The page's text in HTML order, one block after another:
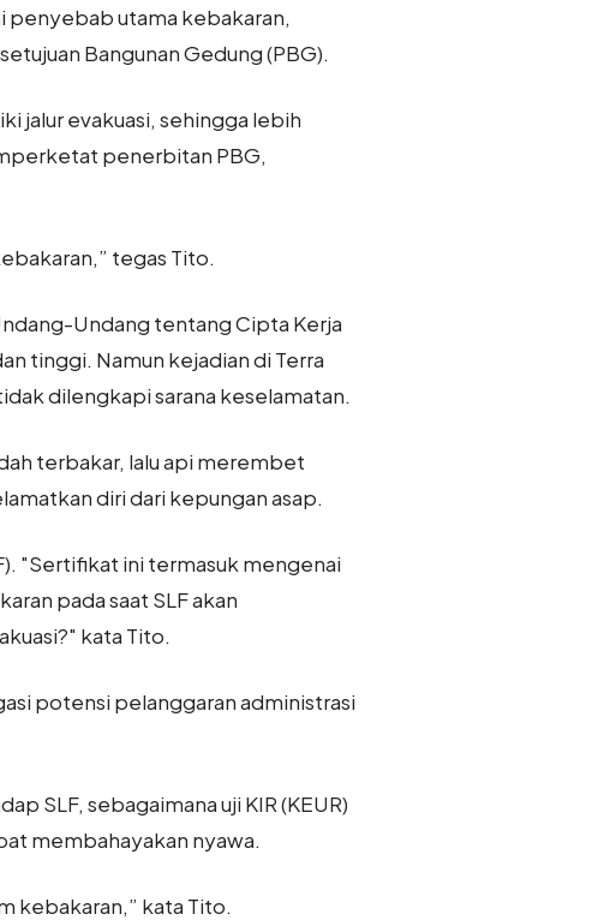
penyebab utama kebakaran,
Bangunan Gedung (PBG).
jalur evakuasi, sehingga lebih
penerbitan PBG,
tegas Tito.
Undang tentang Cipta Kerja
tinggi. Namun kejadian di Terra
dilengkapi sarana keselamatan.
terbakar, lalu api merembet
diri dari kepungan asap.
"Sertifikat ini termasuk mengenai
pada saat SLF akan
kata Tito.
potensi pelanggaran administrasi
SLF, sebagaimana uji KIR (KEUR)
membahayakan nyawa.
kebakaran,” kata Tito.